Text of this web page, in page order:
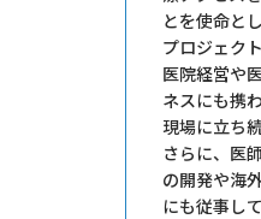
とを使命と
プロジェク
医院経営や
ネスにも携
現場に立ち
さらに、医
の開発や海
にも従事し